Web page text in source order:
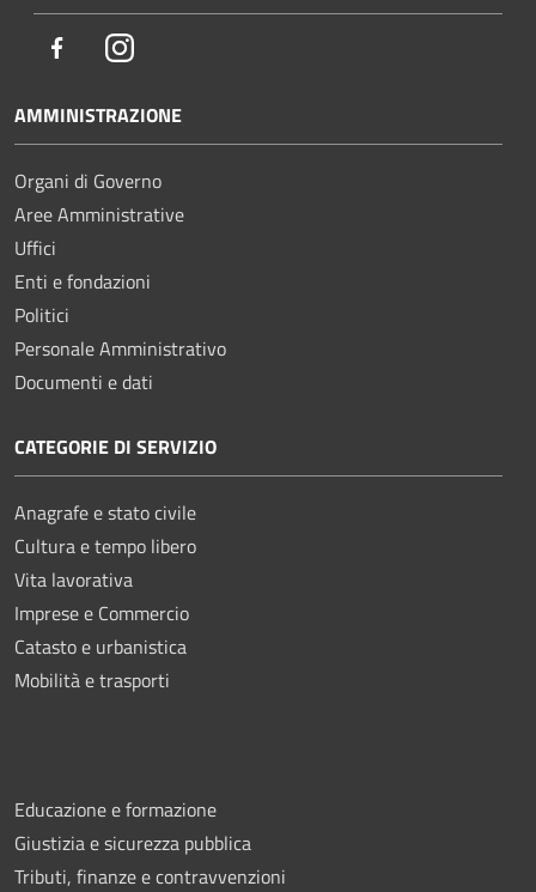
FacebookInstagram
AMMINISTRAZIONE
Organi di Governo
Aree Amministrative
Uffici
Enti e fondazioni
Politici
Personale Amministrativo
Documenti e dati
CATEGORIE DI SERVIZIO
Anagrafe e stato civile
Cultura e tempo libero
Vita lavorativa
Imprese e Commercio
Catasto e urbanistica
Mobilità e trasporti
Educazione e formazione
Giustizia e sicurezza pubblica
Tributi, finanze e contravvenzioni